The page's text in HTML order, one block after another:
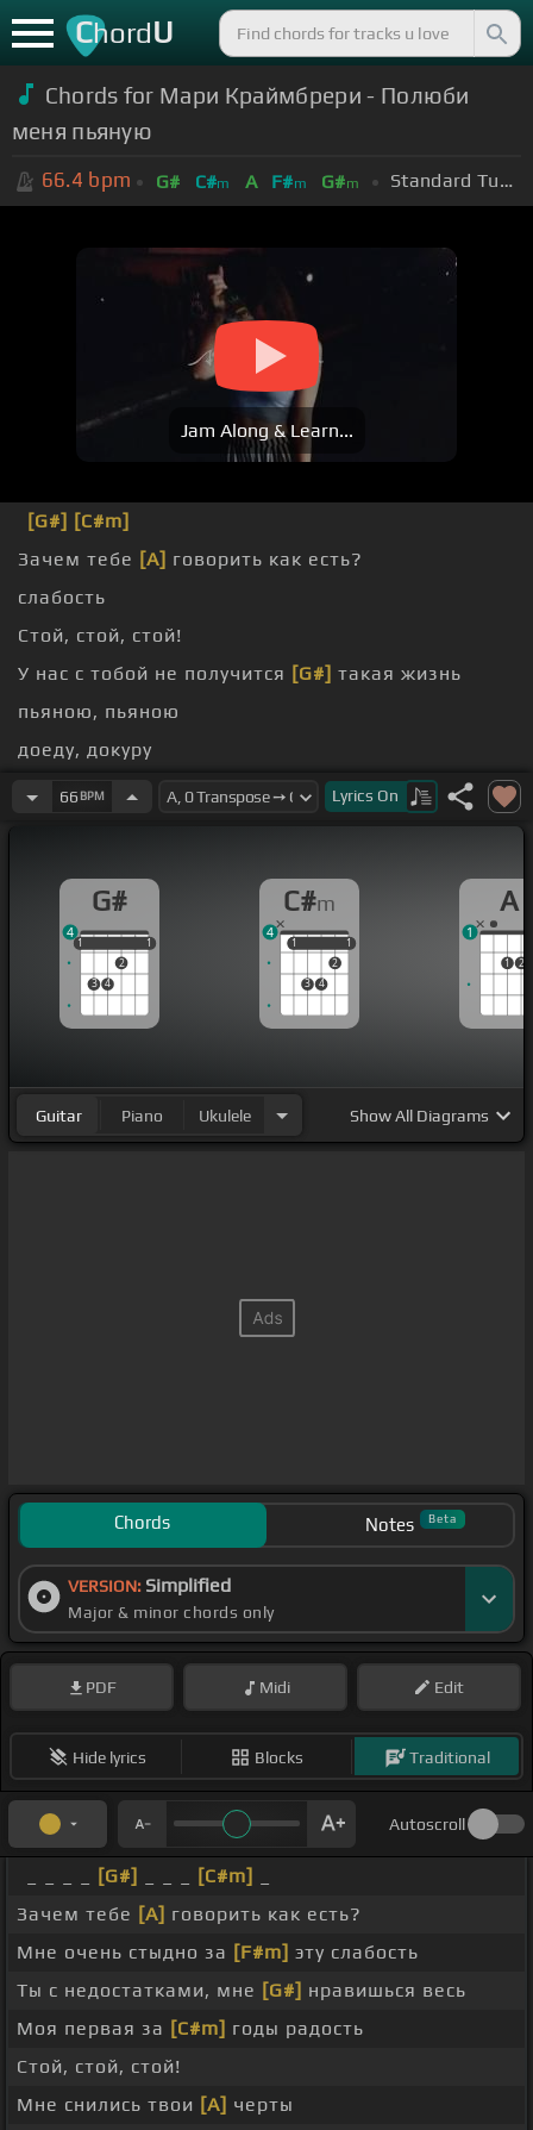
ChordU
Chords for Мари Краймбрери - Полюби
меня пьяную
66.4 bpm G# C#m A F#m G#m Standard Tuning (EADGBE)
Jam Along & Learn...
[G#] [C#m]
Зачем тебе [A] говорить как есть?
слабость
Стой, стой, стой!
У нас с тобой не получится [G#] такая жизнь
пьяною, пьяною
доеду, докуру
пьяною, пьяною
66 BPM Lyrics On
G#
1
3 4
2
1
1 1
4
C#m
1
3 4
2
1
1 1
4
A
1 2
1
Guitar Piano Ukulele ShowAll Diagrams
Chords Notes Beta
VERSION: Simplified
Major & minor chords only
PDF Midi Edit
Hide lyrics Blocks Traditional
Autoscroll
[G#] [C#m]
Зачем тебе [A] говорить как есть?
Мне очень стыдно за [F#m] эту слабость
Ты с недостатками, мне [G#] нравишься весь
Моя первая за [C#m] годы радость
Стой, стой, стой!
Мне снились твои [A] черты